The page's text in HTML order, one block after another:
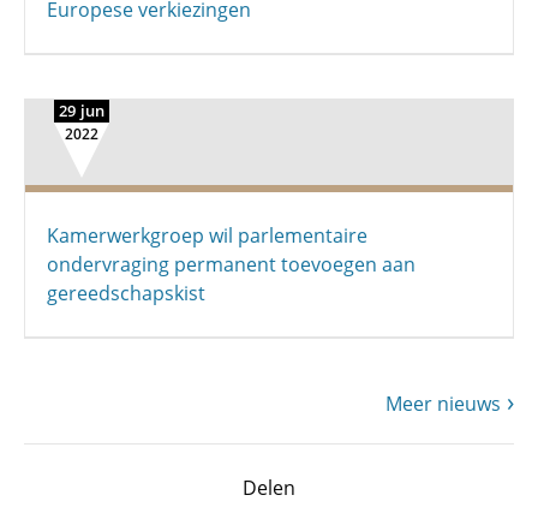
Europese verkiezingen
29 jun
2022
Kamerwerkgroep wil parlementaire
ondervraging permanent toevoegen aan
gereedschapskist
Meer nieuws
Delen